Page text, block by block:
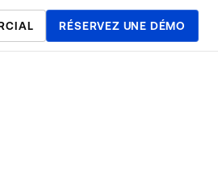
RÉSERVEZ UNE DÉMO